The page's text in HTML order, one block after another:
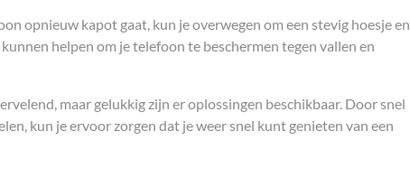
opnieuw kapot gaat, kun je overwegen om een stevig hoesje en
helpen om je telefoon te beschermen tegen vallen en
maar gelukkig zijn er oplossingen beschikbaar. Door snel
kun je ervoor zorgen dat je weer snel kunt genieten van een